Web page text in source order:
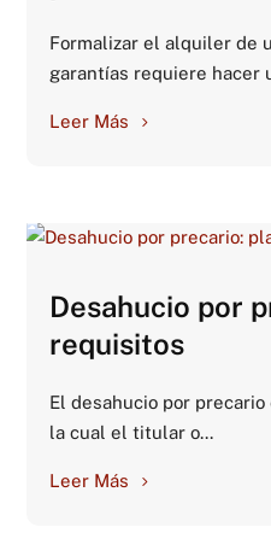
Formalizar el alquiler de
garantías requiere hacer
Leer Más
Desahucio por
requisitos
El desahucio por
la cual el titular o...
Leer Más